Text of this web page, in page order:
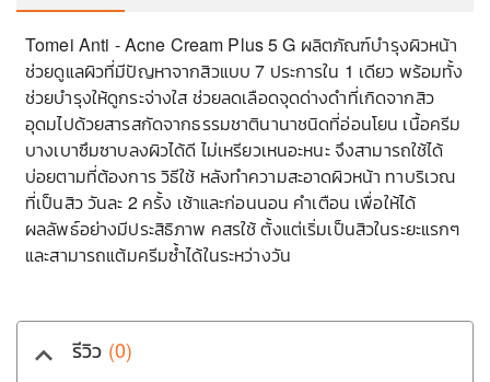
Tomei Anti - Acne Cream Plus 5 G ผลิตภัณฑ์บำรุงผิวหน้า
ช่วยดูแลผิวที่มีปัญหาจากสิวแบบ 7 ประการใน 1 เดียว พร้อมทั้ง
ช่วยบำรุงให้ดูกระจ่างใส ช่วยลดเลือดจุดด่างดำที่เกิดจากสิว
อุดมไปด้วยสารสกัดจากธรรมชาตินานาชนิดที่อ่อนโยน เนื้อครีม
บางเบาซึมซาบลงผิวได้ดี ไม่เหรียวเหนอะหนะ จึงสามารถใช้ได้
บ่อยตามที่ต้องการ วิธีใช้ หลังทำความสะอาดผิวหน้า ทาบริเวณ
ที่เป็นสิว วันละ 2 ครั้ง เช้าและก่อนนอน คำเตือน เพื่อให้ได้
ผลลัพธ์อย่างมีประสิธิภาพ คสรใช้ ตั้งแต่เริ่มเป็นสิวในระยะแรกๆ
และสามารถแต้มครีมซ้ำได้ในระหว่างวัน
รีวิว (0)
keyboard_arrow_up